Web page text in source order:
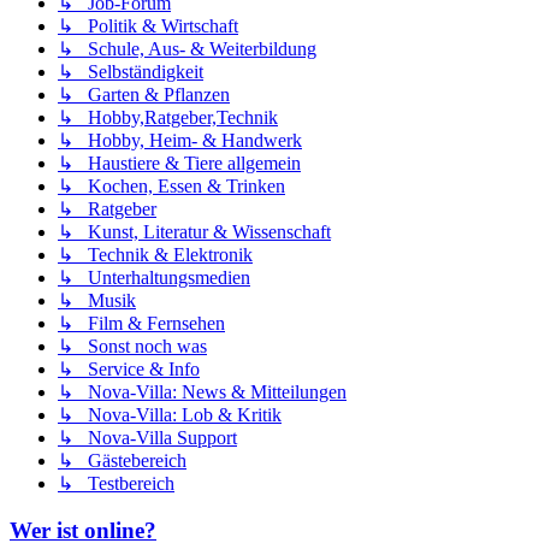
↳ Politik & Wirtschaft
↳ Schule, Aus- & Weiterbildung
↳ Selbständigkeit
↳ Garten & Pflanzen
↳ Hobby,Ratgeber,Technik
↳ Hobby, Heim- & Handwerk
↳ Haustiere & Tiere allgemein
↳ Kochen, Essen & Trinken
↳ Ratgeber
↳ Kunst, Literatur & Wissenschaft
↳ Technik & Elektronik
↳ Unterhaltungsmedien
↳ Musik
↳ Film & Fernsehen
↳ Sonst noch was
↳ Service & Info
↳ Nova-Villa: News & Mitteilungen
↳ Nova-Villa: Lob & Kritik
↳ Nova-Villa Support
↳ Gästebereich
↳ Testbereich
Wer ist online?